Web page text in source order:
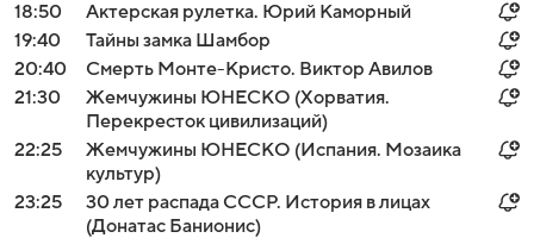
18:50
Актерская рулетка. Юрий Каморный
19:40
Тайны замка Шамбор
20:40
Смерть Монте-Кристо. Виктор Авилов
21:30
Жемчужины ЮНЕСКО (Хорватия.
Перекресток цивилизаций)
22:25
Жемчужины ЮНЕСКО (Испания. Мозаика
культур)
23:25
30 лет распада СССР. История в лицах
(Донатас Банионис)